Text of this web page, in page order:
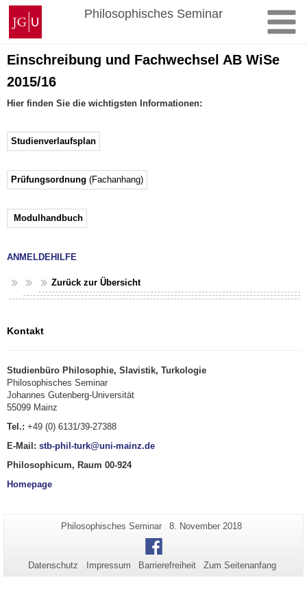
Zum
Inhalt
springen
Johannes
Gutenberg-
Universität
Mainz
Philosophisches Seminar
Einschreibung und Fachwechsel AB WiSe
2015/16
Hier finden Sie die wichtigsten Informationen:
Studienverlaufsplan
Prüfungsordnung(Fachanhang)
Modulhandbuch
ANMELDEHILFE
Zurück zur Übersicht
Kontakt
Studienbüro Philosophie, Slavistik, Turkologie
Philosophisches Seminar
Johannes Gutenberg-Universität
55099 Mainz
Tel.: +49 (0) 6131/39-27388
E-Mail: stb-phil-turk@uni-mainz.de
Philosophicum, Raum 00-924
Homepage
Zusätzliche
Informationen
zu
dieser
Seiten-
Philosophisches Seminar
Letzte
8. November 2018
Facebook
Datenschutz Impressum Barrierefreiheit Zum Seitenanfang